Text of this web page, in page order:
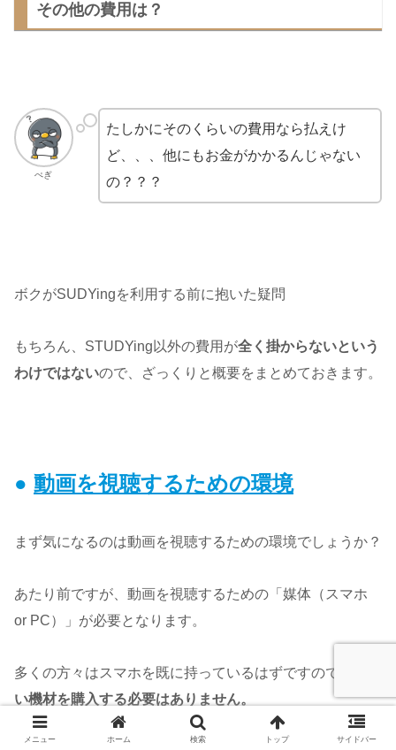
その他の費用は？
ぺぎ
たしかにそのくらいの費用なら払えけ
ど、、、他にもお金がかかるんじゃない
の？？？
ボクがSUDYingを利用する前に抱いた疑問
もちろん、STUDYing以外の費用が全く掛からないという
わけではないので、ざっくりと概要をまとめておきます。
● 動画を視聴するための環境
まず気になるのは動画を視聴するための環境でしょうか？
あたり前ですが、動画を視聴するための「媒体（スマホ
or PC）」が必要となります。
多くの方々はスマホを既に持っているはずですので、
い機材を購入する必要はありません。
メニュー ホーム 検索 トップ サイドバー